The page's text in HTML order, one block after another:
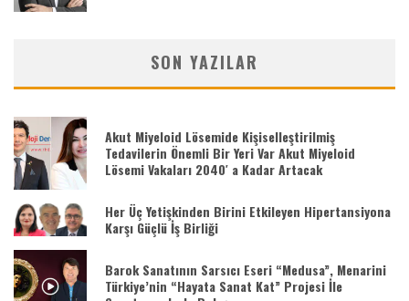
SON YAZILAR
Akut Miyeloid Lösemide Kişiselleştirilmiş
Tedavilerin Önemli Bir Yeri Var Akut Miyeloid
Lösemi Vakaları 2040′ a Kadar Artacak
Her Üç Yetişkinden Birini Etkileyen Hipertansiyona
Karşı Güçlü İş Birliği
Barok Sanatının Sarsıcı Eseri “Medusa”, Menarini
Türkiye’nin “Hayata Sanat Kat” Projesi İle